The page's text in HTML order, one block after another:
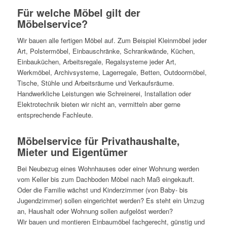
Für welche Möbel gilt der
Möbelservice?
Wir bauen alle fertigen Möbel auf. Zum Beispiel Kleinmöbel jeder
Art, Polstermöbel, Einbauschränke, Schrankwände, Küchen,
Einbauküchen, Arbeitsregale, Regalsysteme jeder Art,
Werkmöbel, Archivsysteme, Lagerregale, Betten, Outdoormöbel,
Tische, Stühle und Arbeitsräume und Verkaufsräume.
Handwerkliche Leistungen wie Schreinerei, Installation oder
Elektrotechnik bieten wir nicht an, vermitteln aber gerne
entsprechende Fachleute.
Möbelservice für Privathaushalte,
Mieter und Eigentümer
Bei Neubezug eines Wohnhauses oder einer Wohnung werden
vom Keller bis zum Dachboden Möbel nach Maß eingekauft.
Oder die Familie wächst und Kinderzimmer (von Baby- bis
Jugendzimmer) sollen eingerichtet werden? Es steht ein Umzug
an, Haushalt oder Wohnung sollen aufgelöst werden?
Wir bauen und montieren Einbaumöbel fachgerecht, günstig und